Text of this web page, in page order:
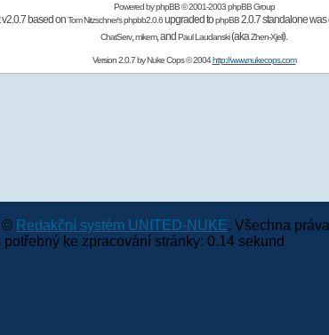
Powered byphpBB© 2001-2003 phpBB Group
v2.0.7 based onTom Nitzschner'sphpbb2.0.6upgraded tophpBB2.0.7 standalone
ChatServ,mikem,and Paul Laudanski(akaZhen-Xjell).
Version 2.0.7 byNuke Cops© 2004http://www.nukecops.com
© Redakční systém UNITED-NUKE. Všechna
potřebný ke zpracování stránky: 0.14 sekund